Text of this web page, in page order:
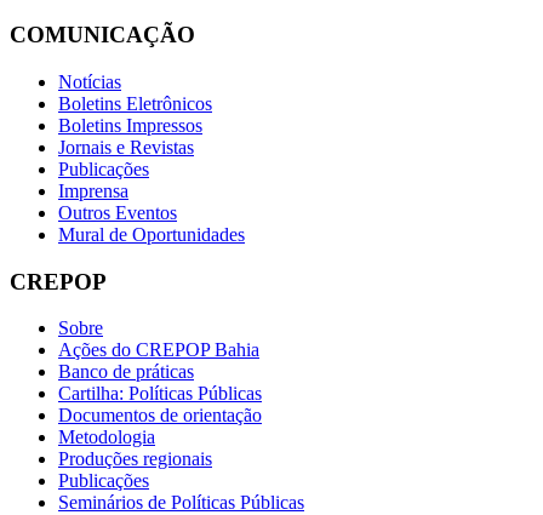
COMUNICAÇÃO
Notícias
Boletins Eletrônicos
Boletins Impressos
Jornais e Revistas
Publicações
Imprensa
Outros Eventos
Mural de Oportunidades
CREPOP
Sobre
Ações do CREPOP Bahia
Banco de práticas
Cartilha: Políticas Públicas
Documentos de orientação
Metodologia
Produções regionais
Publicações
Seminários de Políticas Públicas